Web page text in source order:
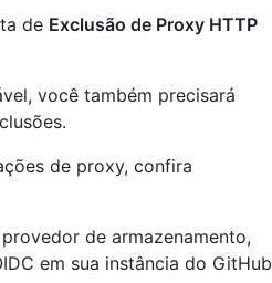
de Exclusão de Proxy HTTP
você também precisará
de proxy, confira
de armazenamento,
em sua instância do GitHub